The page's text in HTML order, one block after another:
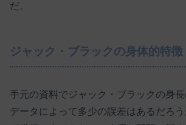
だ。
ジャック・ブラックの身体的特徴
手元の資料でジャック・ブラックの身長
データによって多少の誤差はあるだろ